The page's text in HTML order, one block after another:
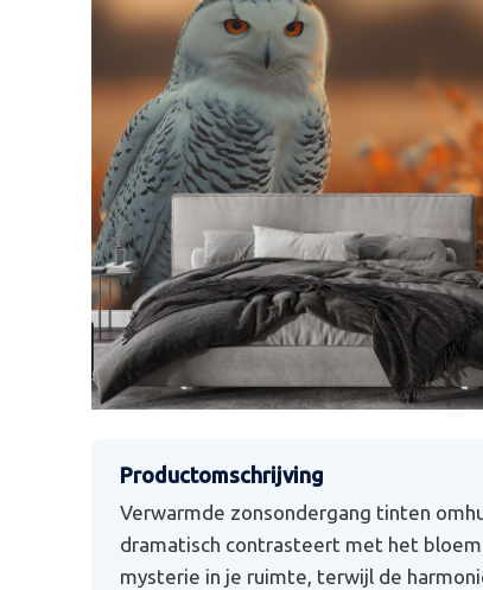
Verwarmde zonsondergang tinten
dramatisch contrasteert met het
mysterie in je ruimte, terwijl de